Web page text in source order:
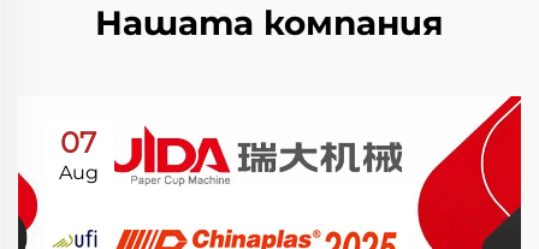
Нашата компания
07
Aug